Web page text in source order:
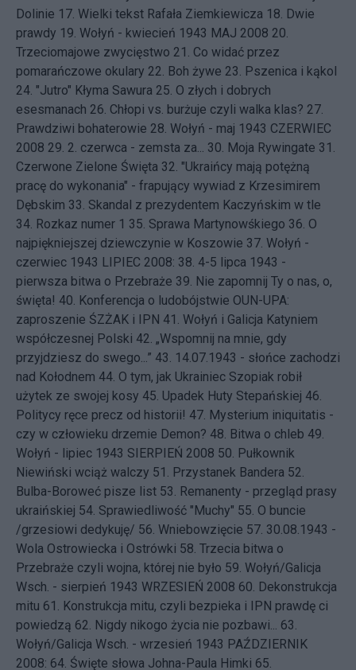
Dolinie 17. Wielki tekst Rafała Ziemkiewicza 18. Dwie
prawdy 19. Wołyń - kwiecień 1943 MAJ 2008 20.
Trzeciomajowe zwycięstwo 21. Co widać przez
pomarańczowe okulary 22. Boh żywe 23. Pszenica i kąkol
24. "Jutro" Kłyma Sawura 25. O złych i dobrych
esesmanach 26. Chłopi vs. burżuje czyli walka klas? 27.
Prawdziwi bohaterowie 28. Wołyń - maj 1943 CZERWIEC
2008 29. 2. czerwca - zemsta za... 30. Moja Rywingate 31.
Czerwone Zielone Święta 32. "Ukraińcy mają potężną
pracę do wykonania" - frapujący wywiad z Krzesimirem
Dębskim 33. Skandal z prezydentem Kaczyńskim w tle
34. Rozkaz numer 1 35. Sprawa Martynowśkiego 36. O
najpiękniejszej dziewczynie w Koszowie 37. Wołyń -
czerwiec 1943 LIPIEC 2008: 38. 4-5 lipca 1943 -
pierwsza bitwa o Przebraże 39. Nie zapomnij Ty o nas, o,
święta! 40. Konferencja o ludobójstwie OUN-UPA:
zaproszenie ŚZŻAK i IPN 41. Wołyń i Galicja Katyniem
współczesnej Polski 42. „Wspomnij na mnie, gdy
przyjdziesz do swego...” 43. 14.07.1943 - słońce zachodzi
nad Kołodnem 44. O tym, jak Ukrainiec Szopiak robił
użytek ze swojej kosy 45. Upadek Huty Stepańskiej 46.
Politycy ręce precz od historii! 47. Mysterium iniquitatis -
czy w człowieku drzemie Demon? 48. Bitwa o chleb 49.
Wołyń - lipiec 1943 SIERPIEŃ 2008 50. Pułkownik
Niewiński wciąż walczy 51. Przystanek Bandera 52.
Bulba-Boroweć pisze list 53. Remanenty - przegląd prasy
ukraińskiej 54. Sprawiedliwość "Muchy" 55. O buncie
/grzesiowi dedykuję/ 56. Wniebowzięcie 57. 30.08.1943 -
Wola Ostrowiecka i Ostrówki 58. Trzecia bitwa o
Przebraże czyli wojna, której nie było 59. Wołyń/Galicja
Wsch. - sierpień 1943 WRZESIEŃ 2008 60. Dekonstrukcja
mitu 61.
Konstrukcja mitu, czyli bezpieka i IPN prawdę ci
powiedzą 62. Nigdy nikogo życia nie pozbawi...
63.
Wołyń/Galicja Wsch. - wrzesień 1943 PAŹDZIERNIK
2008: 64. Święte słowa Johna-Paula Himki 65.